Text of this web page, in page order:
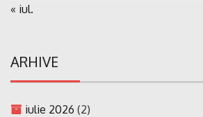
« iul.
ARHIVE
iulie 2026 (2)